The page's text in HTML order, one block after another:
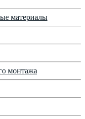
материалы
монтажа